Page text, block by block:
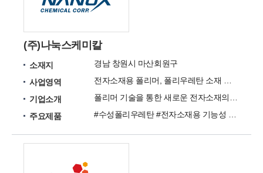
(주)나눅스케미칼
소재지
경남 창원시 마산회원구
사업영역
기업소개
주요제품